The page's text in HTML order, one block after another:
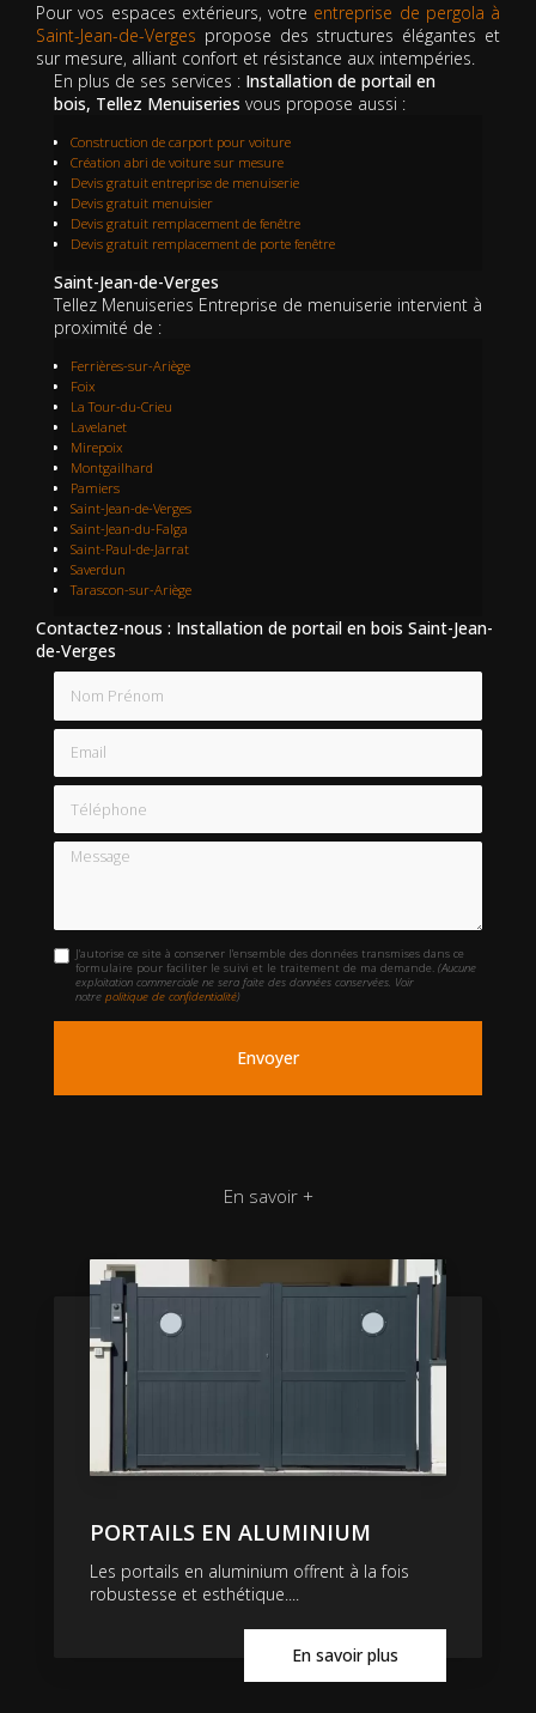
Pour vos espaces extérieurs, votre entreprise de pergola à
Saint-Jean-de-Verges propose des structures élégantes et
sur mesure, alliant confort et résistance aux intempéries.
En plus de ses services : Installation de portail en
bois, Tellez Menuiseries vous propose aussi :
Construction de carport pour voiture
Création abri de voiture sur mesure
Devis gratuit entreprise de menuiserie
Devis gratuit menuisier
Devis gratuit remplacement de fenêtre
Devis gratuit remplacement de porte fenêtre
Saint-Jean-de-Verges
Tellez Menuiseries Entreprise de menuiserie intervient à
proximité de :
Ferrières-sur-Ariège
Foix
La Tour-du-Crieu
Lavelanet
Mirepoix
Montgailhard
Pamiers
Saint-Jean-de-Verges
Saint-Jean-du-Falga
Saint-Paul-de-Jarrat
Saverdun
Tarascon-sur-Ariège
Contactez-nous : Installation de portail en bois Saint-Jean-
de-Verges
Email
Téléphone
Message
J'autorise ce site à conserver l'ensemble des données transmises dans ce
formulaire pour faciliter le suivi et le traitement de ma demande.(Aucune
exploitation commerciale ne sera faite des données conservées. Voir
notrepolitique de confidentialité)
En savoir +
PORTAILS EN ALUMINIUM
Les portails en aluminium offrent à la fois
robustesse et esthétique....
En savoir plus